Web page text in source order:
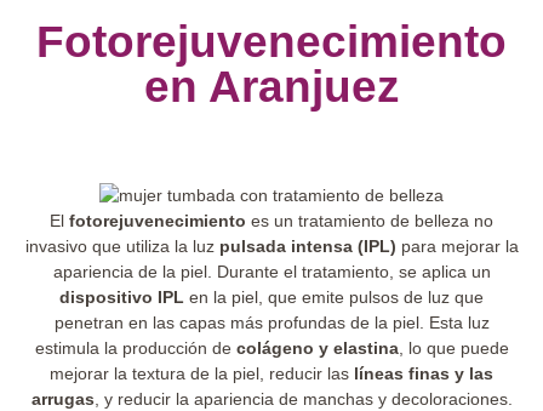
Fotorejuvenecimiento
en Aranjuez
El fotorejuvenecimiento es un tratamiento de belleza no
invasivo que utiliza la luz pulsada intensa (IPL) para mejorar la
apariencia de la piel. Durante el tratamiento, se aplica un
dispositivo IPL en la piel, que emite pulsos de luz que
penetran en las capas más profundas de la piel. Esta luz
estimula la producción de colágeno y elastina, lo que puede
mejorar la textura de la piel, reducir las líneas finas y las
arrugas, y reducir la apariencia de manchas y decoloraciones.